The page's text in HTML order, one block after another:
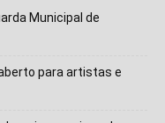
Municipal de
para artistas e